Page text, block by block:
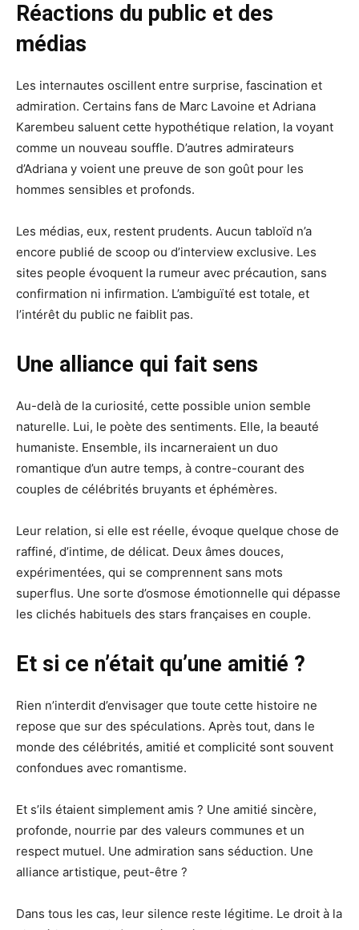
Réactions du public et des
médias
Les internautes oscillent entre surprise, fascination et
admiration. Certains fans de Marc Lavoine et Adriana
Karembeu saluent cette hypothétique relation, la voyant
comme un nouveau souffle. D’autres admirateurs
d’Adriana y voient une preuve de son goût pour les
hommes sensibles et profonds.
Les médias, eux, restent prudents. Aucun tabloïd n’a
encore publié de scoop ou d’interview exclusive. Les
sites people évoquent la rumeur avec précaution, sans
confirmation ni infirmation. L’ambiguïté est totale, et
l’intérêt du public ne faiblit pas.
Une alliance qui fait sens
Au-delà de la curiosité, cette possible union semble
naturelle. Lui, le poète des sentiments. Elle, la beauté
humaniste. Ensemble, ils incarneraient un duo
romantique d’un autre temps, à contre-courant des
couples de célébrités bruyants et éphémères.
Leur relation, si elle est réelle, évoque quelque chose de
raffiné, d’intime, de délicat. Deux âmes douces,
expérimentées, qui se comprennent sans mots
superflus. Une sorte d’osmose émotionnelle qui dépasse
les clichés habituels des stars françaises en couple.
Et si ce n’était qu’une amitié ?
Rien n’interdit d’envisager que toute cette histoire ne
repose que sur des spéculations. Après tout, dans le
monde des célébrités, amitié et complicité sont souvent
confondues avec romantisme.
Et s’ils étaient simplement amis ? Une amitié sincère,
profonde, nourrie par des valeurs communes et un
respect mutuel. Une admiration sans séduction. Une
alliance artistique, peut-être ?
Dans tous les cas, leur silence reste légitime. Le droit à la